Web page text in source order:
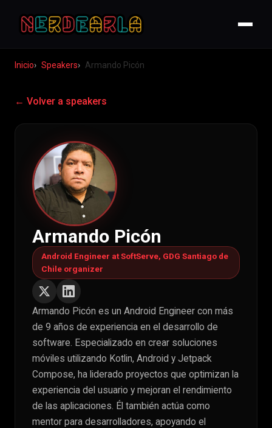
Inicio Speakers Armando Picón
← Volver a speakers
Armando Picón
Android Engineer at SoftServe, GDG Santiago de
Chile organizer
Armando Picón es un Android Engineer con más
de 9 años de experiencia en el desarrollo de
software. Especializado en crear soluciones
móviles utilizando Kotlin, Android y Jetpack
Compose, ha liderado proyectos que optimizan la
experiencia del usuario y mejoran el rendimiento
de las aplicaciones. Él también actúa como
mentor para desarrolladores, apoyando el